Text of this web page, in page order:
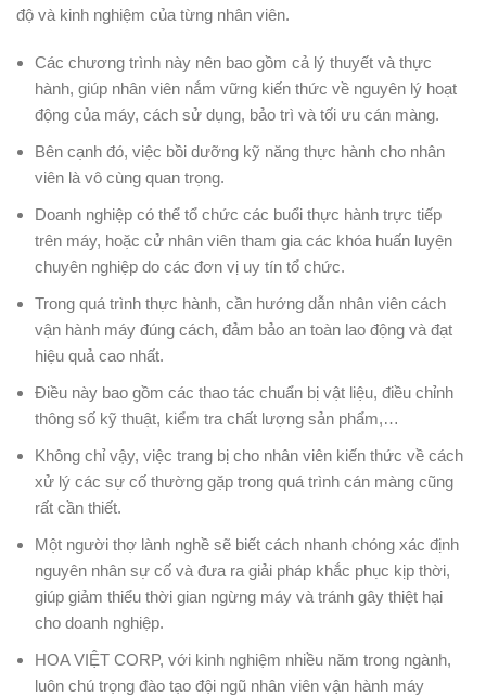
độ và kinh nghiệm của từng nhân viên.
Các chương trình này nên bao gồm cả lý thuyết và thực
hành, giúp nhân viên nắm vững kiến thức về nguyên lý hoạt
động của máy, cách sử dụng, bảo trì và tối ưu cán màng.
Bên cạnh đó, việc bồi dưỡng kỹ năng thực hành cho nhân
viên là vô cùng quan trọng.
Doanh nghiệp có thể tổ chức các buổi thực hành trực tiếp
trên máy, hoặc cử nhân viên tham gia các khóa huấn luyện
chuyên nghiệp do các đơn vị uy tín tổ chức.
Trong quá trình thực hành, cần hướng dẫn nhân viên cách
vận hành máy đúng cách, đảm bảo an toàn lao động và đạt
hiệu quả cao nhất.
Điều này bao gồm các thao tác chuẩn bị vật liệu, điều chỉnh
thông số kỹ thuật, kiểm tra chất lượng sản phẩm,…
Không chỉ vậy, việc trang bị cho nhân viên kiến thức về cách
xử lý các sự cố thường gặp trong quá trình cán màng cũng
rất cần thiết.
Một người thợ lành nghề sẽ biết cách nhanh chóng xác định
nguyên nhân sự cố và đưa ra giải pháp khắc phục kịp thời,
giúp giảm thiểu thời gian ngừng máy và tránh gây thiệt hại
cho doanh nghiệp.
HOA VIỆT CORP, với kinh nghiệm nhiều năm trong ngành,
luôn chú trọng đào tạo đội ngũ nhân viên vận hành máy